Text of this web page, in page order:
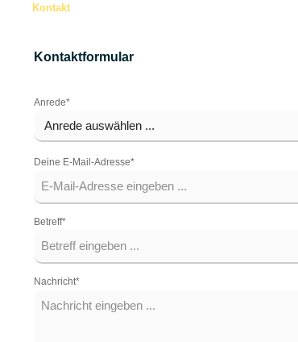
Kontakt
Kontaktformular
Anrede*
Deine E-Mail-Adresse*
Betreff*
Nachricht*